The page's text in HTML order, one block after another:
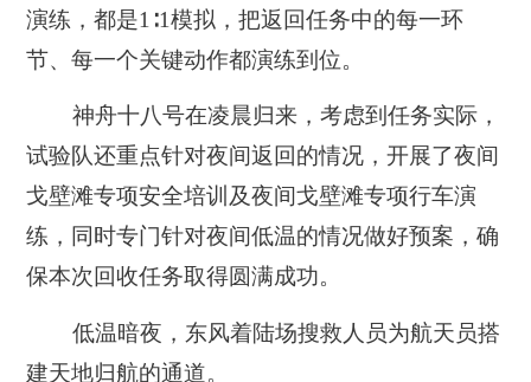
演练，都是1∶1模拟，把返回任务中的每一环
节、每一个关键动作都演练到位。
神舟十八号在凌晨归来，考虑到任务实际，
试验队还重点针对夜间返回的情况，开展了夜间
戈壁滩专项安全培训及夜间戈壁滩专项行车演
练，同时专门针对夜间低温的情况做好预案，确
保本次回收任务取得圆满成功。
低温暗夜，东风着陆场搜救人员为航天员搭
建天地归航的通道。